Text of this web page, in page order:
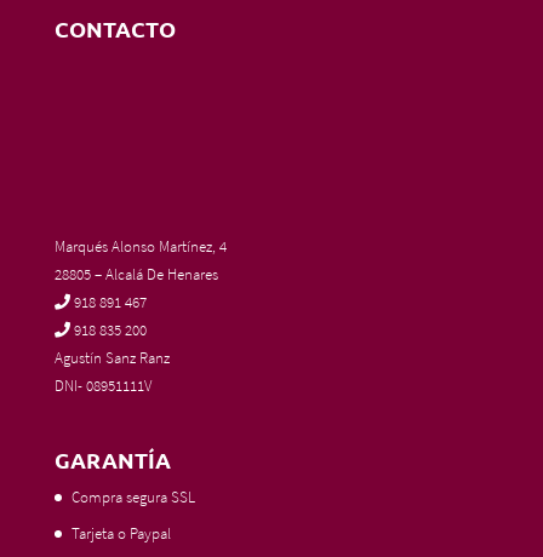
CONTACTO
Marqués Alonso Martínez, 4
28805 – Alcalá De Henares
918 891 467
918 835 200
Agustín Sanz Ranz
DNI- 08951111V
GARANTÍA
Compra segura SSL
Tarjeta o Paypal